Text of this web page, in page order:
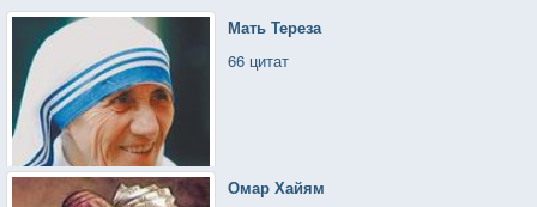
Мать Тереза
66 цитат
Омар Хайям